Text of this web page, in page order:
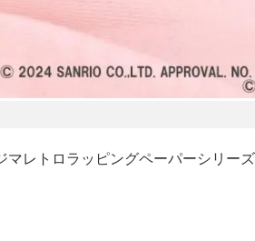
レトロラッピングペーパーシリー